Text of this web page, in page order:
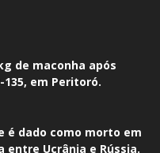
de maconha após
135, em Peritoró.
é dado como morto em
entre Ucrânia e Rússia.